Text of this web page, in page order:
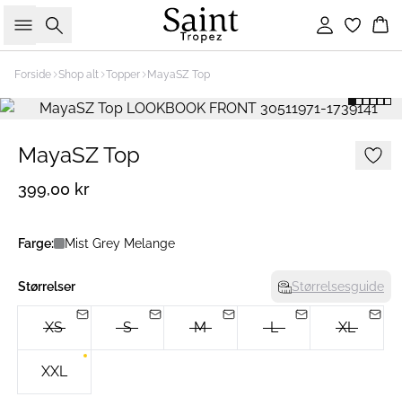
Søk Logg inn
Forside Shop alt Topper MayaSZ Top
MayaSZ Top
399,00 kr
Farge: Mist Grey Melange
Størrelser Størrelsesguide
XS S M L XL
XXL